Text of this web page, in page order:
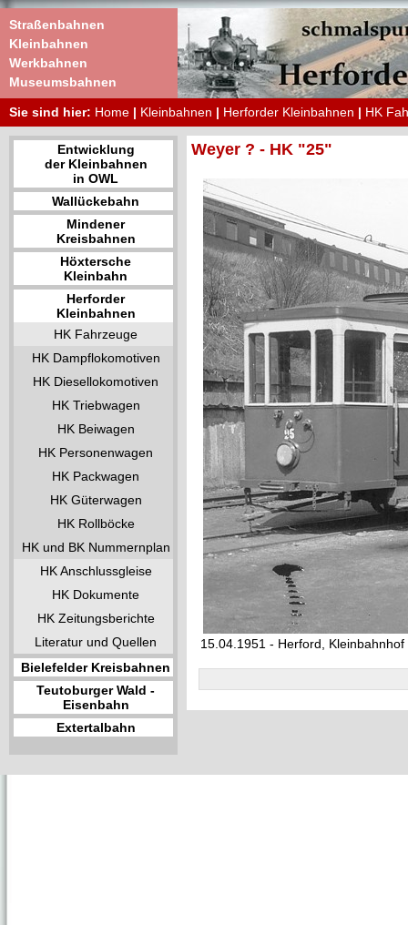
Straßenbahnen
Kleinbahnen
Werkbahnen
Museumsbahnen
Sie sind hier: Home | Kleinbahnen | Herforder Kleinbahnen | HK
Entwicklung
der Kleinbahnen
in OWL
Wallückebahn
Mindener
Kreisbahnen
Höxtersche
Kleinbahn
Herforder
Kleinbahnen
HK Fahrzeuge
HK Dampflokomotiven
HK Diesellokomotiven
HK Triebwagen
HK Beiwagen
HK Personenwagen
HK Packwagen
HK Güterwagen
HK Rollböcke
HK und BK Nummernplan
HK Anschlussgleise
HK Dokumente
HK Zeitungsberichte
Literatur und Quellen
Bielefelder Kreisbahnen
Teutoburger Wald -
Eisenbahn
Extertalbahn
Weyer ? - HK "25"
15.04.1951 - Herford, Kleinbahnhof